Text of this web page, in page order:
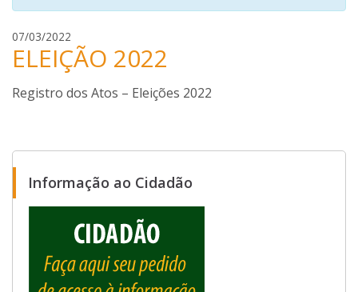
07/03/2022
a
m
o
o
s
ELEIÇÃO 2022
Registro dos Atos – Eleições 2022
Informação ao Cidadão